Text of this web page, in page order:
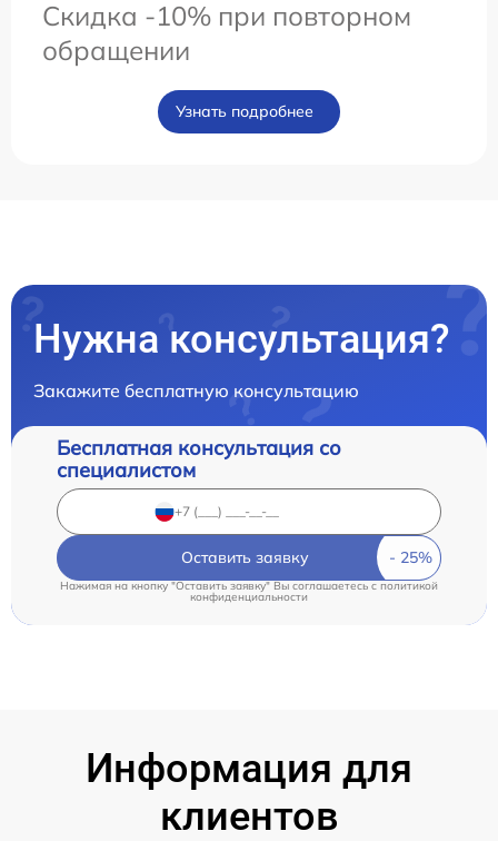
Скидка -10% при повторном
обращении
Узнать подробнее
Нужна консультация?
Закажите бесплатную консультацию
Бесплатная консультация со
специалистом
Оставить заявку
Нажимая на кнопку "Оставить заявку" Вы соглашаетесь cполитикой
конфиденциальности
Информация для
клиентов